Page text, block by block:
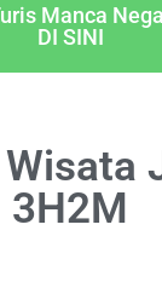
Manca
DI SINI
3H2M